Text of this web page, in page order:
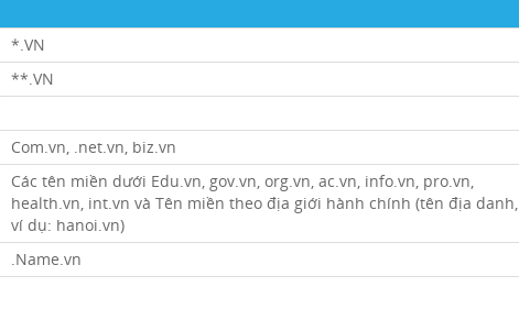
*.VN
**.VN
Com.vn, .net.vn, biz.vn
Các tên miền dưới Edu.vn, gov.vn, org.vn, ac.vn, info.vn, pro.vn,
health.vn, int.vn và Tên miền theo địa giới hành chính (tên địa danh,
ví dụ: hanoi.vn)
.Name.vn